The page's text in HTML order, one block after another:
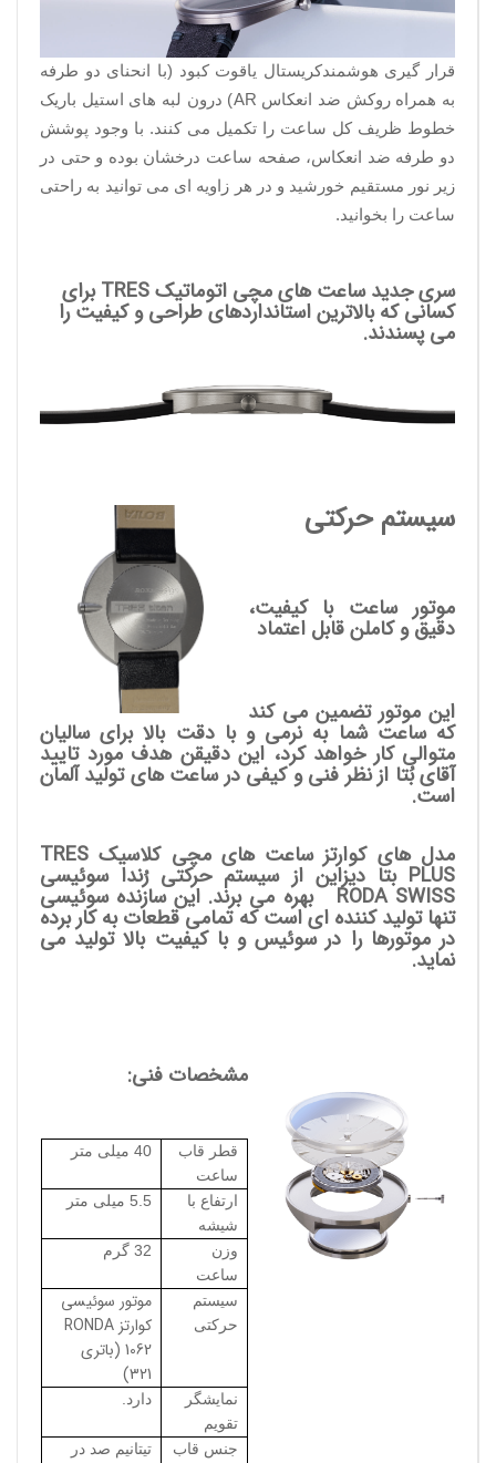
قرار گیری هوشمندکریستال یاقوت کبود (با انحنای دو طرفه
به همراه روکش ضد انعکاس AR) درون لبه های استیل باریک
خطوط ظریف کل ساعت را تکمیل می کنند. با وجود پوشش
دو طرفه ضد انعکاس، صفحه ساعت درخشان بوده و حتی در
زیر نور مستقیم خورشید و در هر زاویه ای می توانید به راحتی
ساعت را بخوانید.
سری جدید ساعت های مچی اتوماتیک TRES برای
کسانی که بالاترین استانداردهای طراحی و کیفیت را
می پسندند.
سیستم حرکتی
موتور ساعت با کیفیت،
دقیق و کاملن قابل اعتماد
این موتور تضمین می کند
که ساعت شما به نرمی و با دقت بالا برای سالیان
متوالی کار خواهد کرد، این دقیقن هدف مورد تایید
آقای بُتا از نظر فنی و کیفی در ساعت های تولید آلمان
است.
مدل های کوارتز ساعت های مچی کلاسیک TRES
PLUS بتا دیزاین از سیستم حرکتی رُندا سوئیسی
RODA SWISS بهره می برند. این سازنده سوئیسی
تنها تولید کننده ای است که تمامی قطعات به کار برده
در موتورها را در سوئیس و با کیفیت بالا تولید می
نماید.
مشخصات فنی:
قطر قاب
ساعت
40 میلی متر
ارتفاع با
شیشه
5.5 میلی متر
وزن
ساعت
32 گرم
سیستم
حرکتی
موتور سوئیسی
کوارتز RONDA
1062 (باتری
321)
نمایشگر
تقویم
دارد.
جنس قاب
تیتانیم صد در